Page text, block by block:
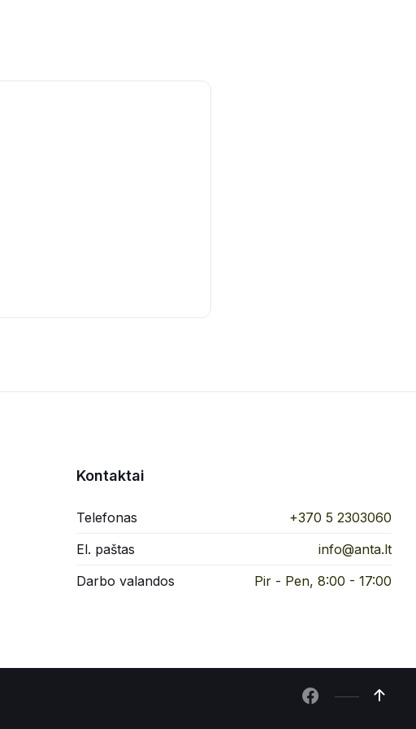
Kontaktai
Telefonas
+370 5 2303060
El. paštas
info@anta.lt
Darbo valandos
Pir - Pen, 8:00 - 17:00